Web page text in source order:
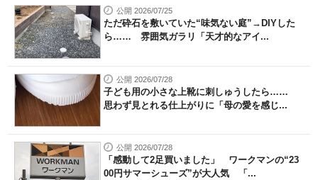
公開 2026/07/25
ただ砕石を敷いていた“味気ない庭”→DIYした
ら…… 雰囲気ガラリ「天才的なアイ...
公開 2026/07/28
子ども用の小さな上靴に刺しゅうしたら……
思わず見とれる仕上がりに「母の愛を感じ...
公開 2026/07/28
「感動して2足買いました」 ワークマンの“23
00円サマーシューズ”が大人気 「...